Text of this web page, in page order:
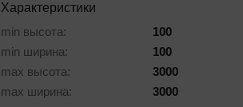
Характеристики
min высота:
100
min ширина:
100
max высота:
3000
max ширина:
3000